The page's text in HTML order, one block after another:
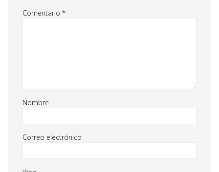
Comentario *
Nombre
Correo electrónico